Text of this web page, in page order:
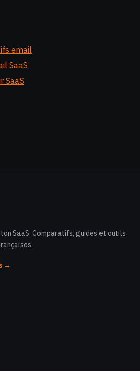
email
SaaS
SaaS
SaaS. Comparatifs, guides et outils
→